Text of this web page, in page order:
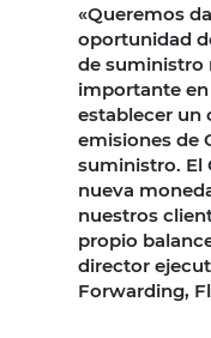
«Queremos
oportunidad
de suministro
importante
establecer un
emisiones de
suministro. El
nueva
nuestros
propio
director
Forwarding,